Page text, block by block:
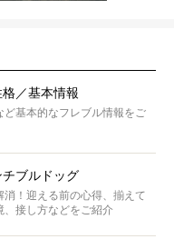
／基本情報
基本的なフレブル情報をご
ブルドッグ
！迎える前の心得、揃えて
、接し方などをご紹介